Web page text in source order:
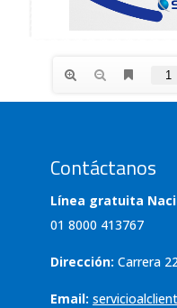
Contáctanos
Línea gratuita
01 8000 413767
Dirección: Carrera
Email: